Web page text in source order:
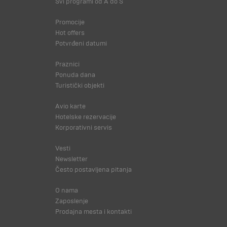
Promocije
Hot offers
Potvrđeni datumi
Praznici
Ponuda dana
Turistički objekti
Avio karte
Hotelske rezervacije
Korporativni servis
Vesti
Newsletter
Često postavljena pitanja
O nama
Zaposlenje
Prodajna mesta i kontakti